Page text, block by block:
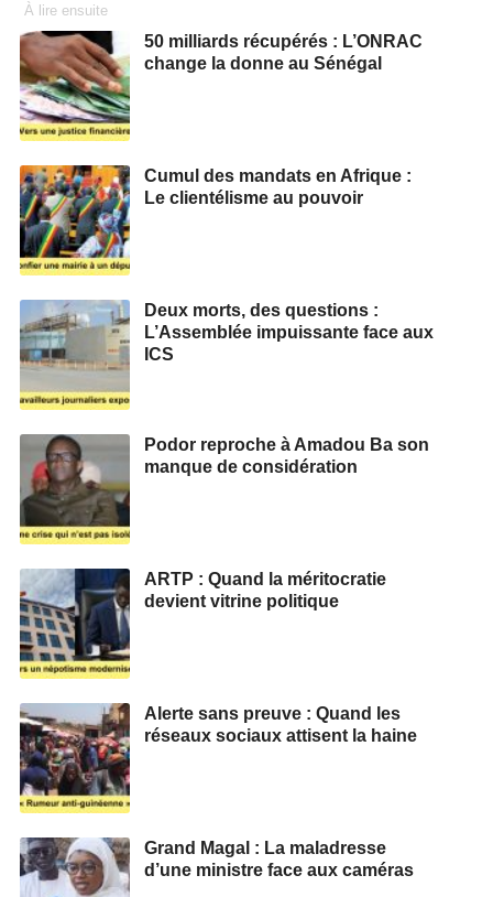
À lire ensuite
50 milliards récupérés : L’ONRAC
change la donne au Sénégal
Cumul des mandats en Afrique :
Le clientélisme au pouvoir
Deux morts, des questions :
L’Assemblée impuissante face aux
ICS
Podor reproche à Amadou Ba son
manque de considération
ARTP : Quand la méritocratie
devient vitrine politique
Alerte sans preuve : Quand les
réseaux sociaux attisent la haine
Grand Magal : La maladresse
d’une ministre face aux caméras